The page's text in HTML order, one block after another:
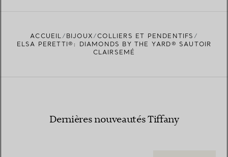
TROUVEZ LA BOUTIQUE LA PLUS PROCHE
ACCUEIL BIJOUX
COLLIERS ET PENDENTIFS
ELSA PERETTI®: DIAMONDS BY THE YARD® SAUTOIR
CLAIRSEMÉ
Dernières nouveautés Tiffany